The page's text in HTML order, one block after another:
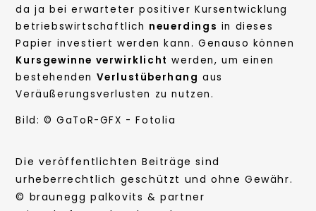
da ja bei erwarteter positiver Kursentwicklung
betriebswirtschaftlich neuerdings in dieses
Papier investiert werden kann. Genauso können
Kursgewinne verwirklicht werden, um einen
bestehenden Verlustüberhang aus
Veräußerungsverlusten zu nutzen.
Bild: © GaToR-GFX - Fotolia
Die veröffentlichten Beiträge sind
urheberrechtlich geschützt und ohne Gewähr.
© braunegg palkovits & partner